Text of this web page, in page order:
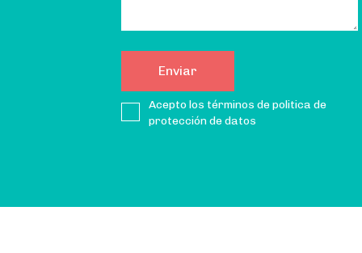
Acepto los términos de politica de
protección de datos